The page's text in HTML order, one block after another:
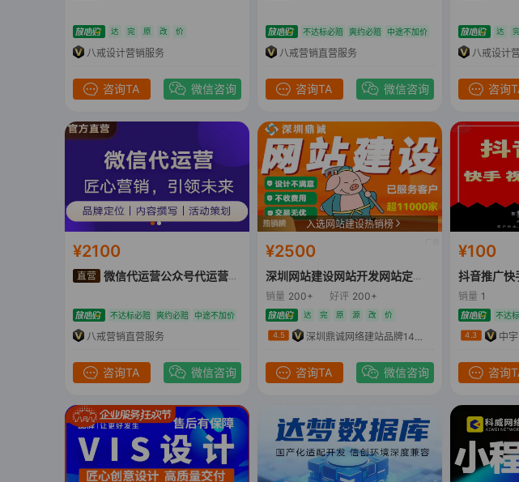
达 完 原 改 价
八戒设计营销服务
咨询TA 微信咨询
不达标必赔 爽约必赔 中途不加价
八戒营销直营服务
咨询TA 微信咨询
达 完
八戒设计
咨询
¥2100
微信代运营公众号代运营号服务号代运营文章撰写发布
不达标必赔 爽约必赔 中途不加价
八戒营销直营服务
咨询TA 微信咨询
入选网站建设热销榜
¥2500
深圳网站建设网站开发网站定制网站设计外贸网站建设
销量 200+ 好评 200+
达 完 原 源 改 价
4.5 深圳鼎诚网络建站品牌14年企业
咨询TA 微信咨询
¥100
销量 1
不达
4.3 中
咨询